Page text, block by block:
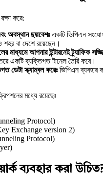
করে:
অবস্থান ছদ্মবেশঃএকটি ভিপিএন
বা দেশে রয়েছেন।
মাধ্যমে আপনার ইন্টারনেট ট্র্যাফিক
একটি ব্যক্তিগত টানেল তৈরি করে।
ডেটা স্ক্যাম্বল করেঃভিপিএন ব্যবহার
মধ্যে রয়েছেঃ
Protocol)
Exchange version 2)
Protocol)
ব্যবহার করা